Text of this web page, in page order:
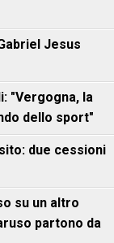
Jesus
"Vergogna, la
dello sport"
due cessioni
su un altro
partono da